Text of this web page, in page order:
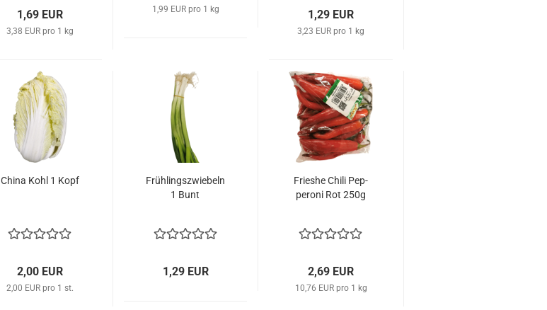
1,69 EUR
3,38 EUR pro 1 kg
1,99 EUR pro 1 kg 1,29 EUR
3,23 EUR pro 1 kg
China Kohl 1 Kopf
2,00 EUR
2,00 EUR pro 1 st.
Früh­lings­zwie­beln
1 Bunt
1,29 EUR
Fries­he Chili Pep­
pe­ro­ni Rot 250g
2,69 EUR
10,76 EUR pro 1 kg